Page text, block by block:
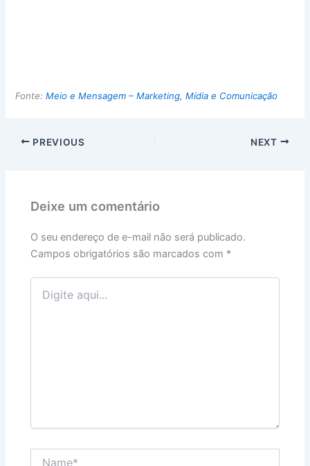
Fonte:Meio e Mensagem – Marketing, Mídia e Comunicação
PREVIOUS NEXT
Deixe um comentário
O seu endereço de e-mail não será publicado.
Campos obrigatórios são marcados com *
Digite
aqui...